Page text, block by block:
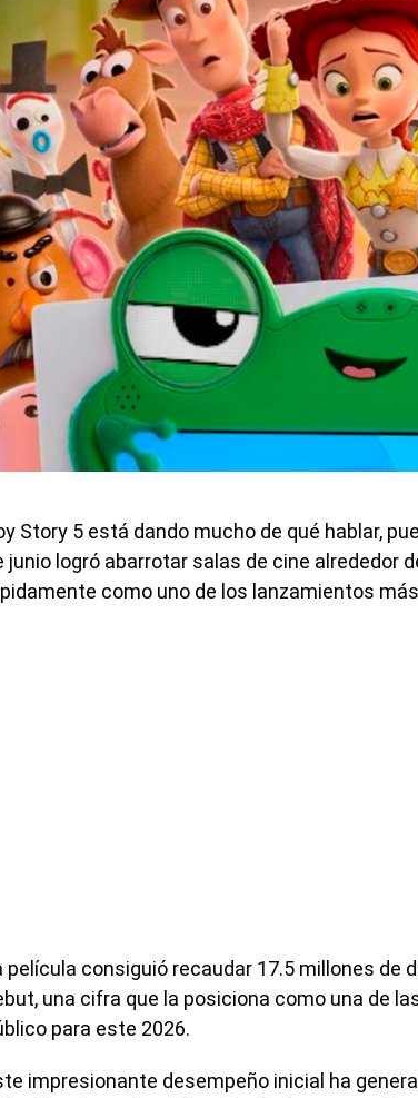
Story 5 está dando mucho de qué hablar,
junio logró abarrotar salas de cine alrededor
como uno de los lanzamientos
película consiguió recaudar 17.5 millones de
una cifra que la posiciona como una de
para este 2026.
impresionante desempeño inicial ha